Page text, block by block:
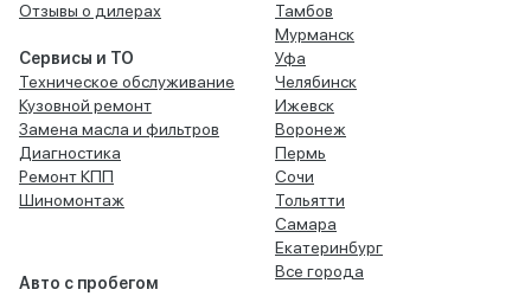
Отзывы о дилерах
Сервисы и ТО
Техническое обслуживание
Кузовной ремонт
Замена масла и фильтров
Диагностика
Ремонт КПП
Шиномонтаж
Авто с пробегом
Тамбов
Мурманск
Уфа
Челябинск
Ижевск
Воронеж
Пермь
Сочи
Тольятти
Самара
Екатеринбург
Все города